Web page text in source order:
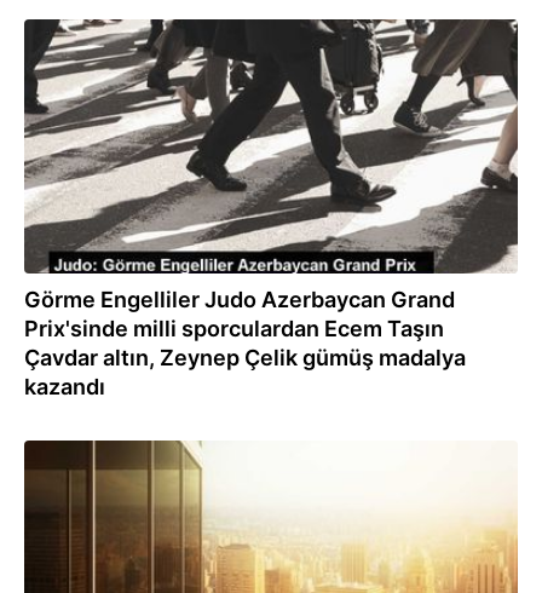
27.09.2023
Görme Engelliler Judo Azerbaycan Grand
Prix'sinde milli sporculardan Ecem Taşın
Çavdar altın, Zeynep Çelik gümüş madalya
kazandı
24.08.2023